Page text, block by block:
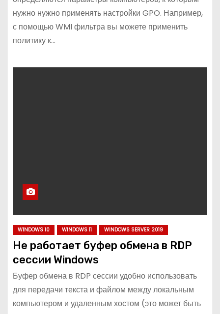
нужно нужно применять настройки GPO. Например,
с помощью WMI фильтра вы можете применить
политику к…
WINDOWS 10 WINDOWS 11 WINDOWS SERVER 2019
Не работает буфер обмена в RDP
сессии Windows
Буфер обмена в RDP сессии удобно использовать
для передачи текста и файлом между локальным
компьютером и удаленным хостом (это может быть